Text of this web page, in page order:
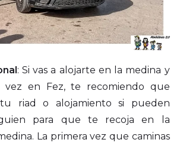
: Si vas a alojarte en la medina y
vez en Fez, te recomiendo que
riad o alojamiento si pueden
para que te recoja en la
La primera vez que caminas